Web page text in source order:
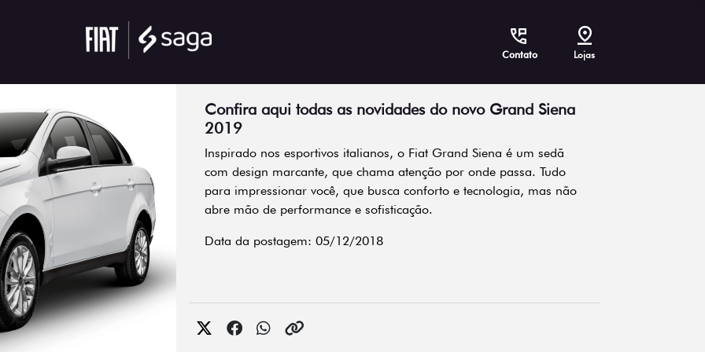
Contato Lojas
Confira aqui todas as novidades do novo Grand Siena
2019
Inspirado nos esportivos italianos, o Fiat Grand Siena é um sedã
com design marcante, que chama atenção por onde passa. Tudo
para impressionar você, que busca conforto e tecnologia, mas não
abre mão de performance e sofisticação.
Data da postagem: 05/12/2018